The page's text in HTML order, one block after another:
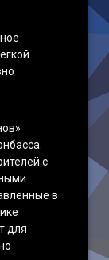
с
в
для